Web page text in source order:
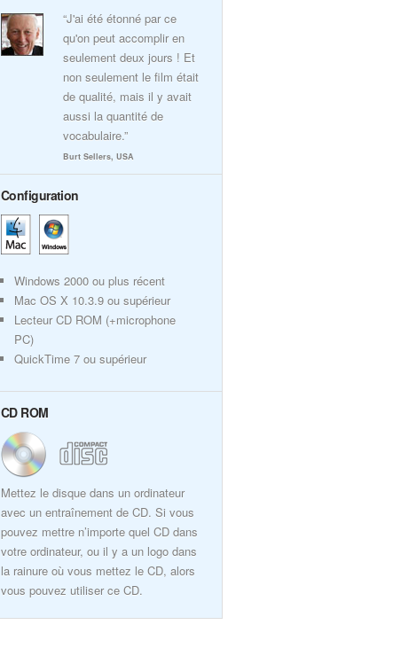
“J'ai été étonné par ce
qu'on peut accomplir en
seulement deux jours ! Et
non seulement le film était
de qualité, mais il y avait
aussi la quantité de
vocabulaire.”
Burt Sellers, USA
Configuration
Windows 2000 ou plus récent
Mac OS X 10.3.9 ou supérieur
Lecteur CD ROM (+microphone
PC)
QuickTime 7 ou supérieur
CD ROM
Mettez le disque dans un ordinateur
avec un entraînement de CD. Si vous
pouvez mettre n’importe quel CD dans
votre ordinateur, ou il y a un logo dans
la rainure où vous mettez le CD, alors
vous pouvez utiliser ce CD.